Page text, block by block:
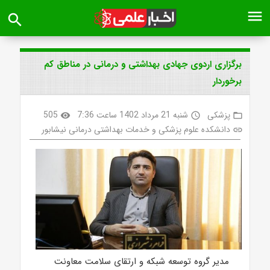
menu
search
برگزاری اردوی جهادی بهداشتی و درمانی در مناطق کم
برخوردار
folder_open پزشکی access_time شنبه 21 مرداد 1402 ساعت 7:36 visibility
505
link دانشکده علوم پزشکی و خدمات بهداشتی درمانی نیشابور
مدیر گروه توسعه شبکه و ارت‍قای سلامت معاونت